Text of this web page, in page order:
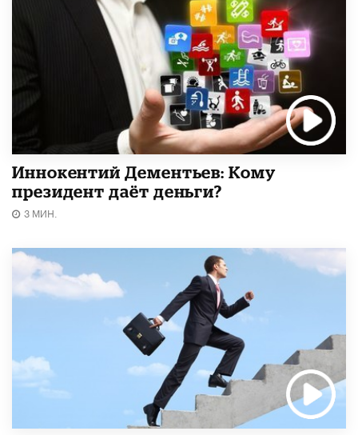
Иннокентий Дементьев: Кому
президент даёт деньги?
3 МИН.